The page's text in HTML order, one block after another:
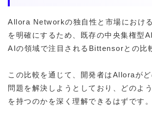
Allora Networkの独自性と市場におけ
を明確にするため、既存の中央集権型
AIの領域で注目されるBittensorとの比
この比較を通じて、開発者はAlloraが
問題を解決しようとしており、どのよ
を持つのかを深く理解できるはずです。